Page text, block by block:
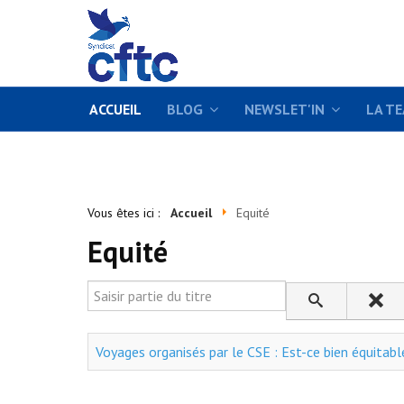
ACCUEIL BLOG NEWSLET'IN LA
Vous êtes ici : Accueil Equité
Equité
Saisir partie du titre
Voyages organisés par le CSE : Est-ce bien